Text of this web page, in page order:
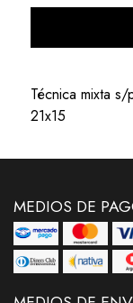
Técnica mixta s/
21x15
MEDIOS DE